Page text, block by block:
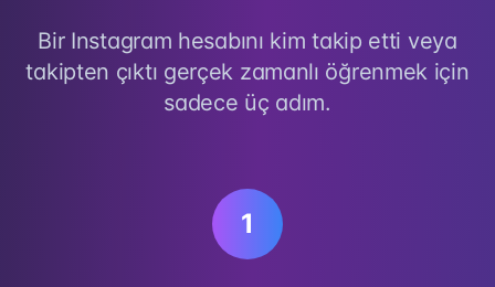
Bir Instagram hesabını kim takip etti veya
takipten çıktı gerçek zamanlı öğrenmek için
sadece üç adım.
1